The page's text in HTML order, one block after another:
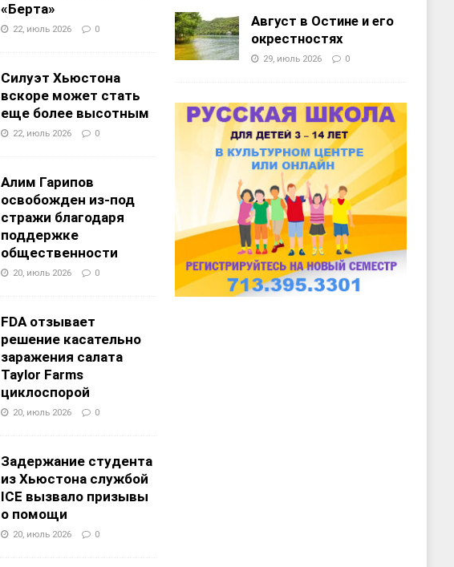
«Берта»
22, июль 2026 0
Силуэт Хьюстона
вскоре может стать
еще более высотным
22, июль 2026 0
Алим Гарипов
освобожден из-под
стражи благодаря
поддержке
общественности
20, июль 2026 0
FDA отзывает
решение касательно
заражения салата
Taylor Farms
циклоспорой
20, июль 2026 0
Задержание студента
из Хьюстона службой
ICE вызвало призывы
о помощи
20, июль 2026 0
Август в Остине и его
окрестностях
29, июль 2026 0